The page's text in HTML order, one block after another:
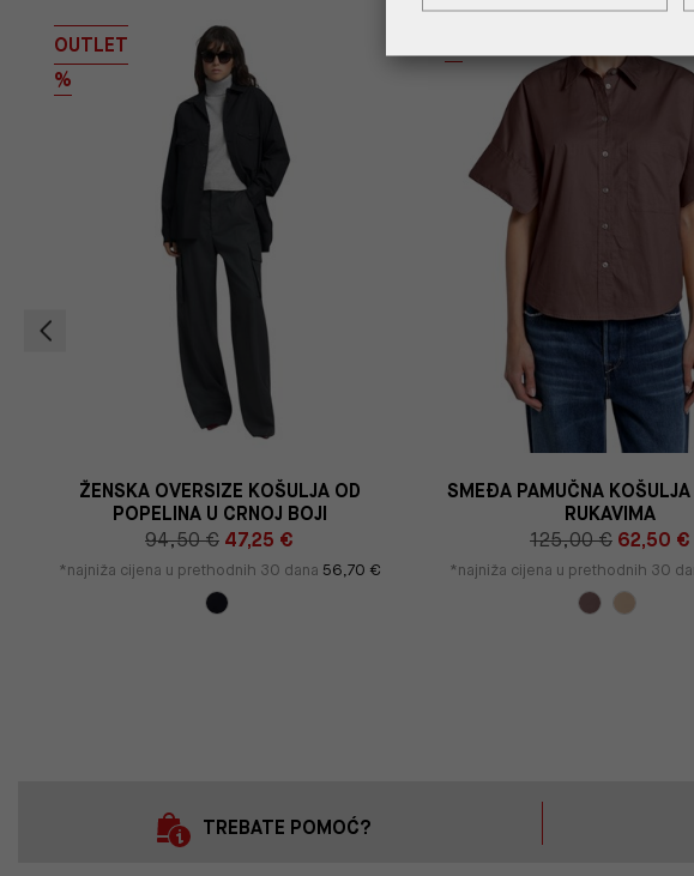
OUTLET
%
ŽENSKA OVERSIZE KOŠULJA OD
POPELINA U CRNOJ BOJI
94,50 € 47,25 €
*najniža cijena u prethodnih 30 dana 56,70 €
SMEĐA PAMUČNA
RUKAVIMA
125,00 € 62,50 €
*najniža cijena u prethodnih 30
TREBATE POMOĆ?